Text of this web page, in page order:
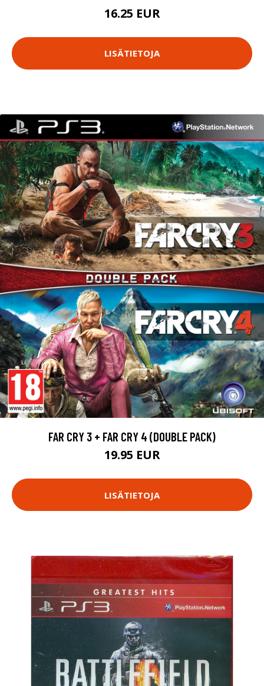
16.25 EUR
LISÄTIETOJA
FAR CRY 3 + FAR CRY 4 (DOUBLE PACK)
19.95 EUR
LISÄTIETOJA